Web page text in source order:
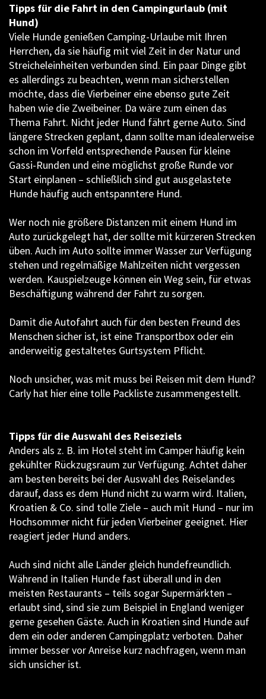
Tipps für die Fahrt in den Campingurlaub (mit
Hund)
Viele Hunde genießen Camping-Urlaube mit Ihren
Herrchen, da sie häufig mit viel Zeit in der Natur und
Streicheleinheiten verbunden sind. Ein paar Dinge gibt
es allerdings zu beachten, wenn man sicherstellen
möchte, dass die Vierbeiner eine ebenso gute Zeit
haben wie die Zweibeiner. Da wäre zum einen das
Thema Fahrt. Nicht jeder Hund fährt gerne Auto. Sind
längere Strecken geplant, dann sollte man idealerweise
schon im Vorfeld entsprechende Pausen für kleine
Gassi-Runden und eine möglichst große Runde vor
Start einplanen – schließlich sind gut ausgelastete
Hunde häufig auch entspanntere Hund.
Wer noch nie größere Distanzen mit einem Hund im
Auto zurückgelegt hat, der sollte mit kürzeren Strecken
üben. Auch im Auto sollte immer Wasser zur Verfügung
stehen und regelmäßige Mahlzeiten nicht vergessen
werden. Kauspielzeuge können ein Weg sein, für etwas
Beschäftigung während der Fahrt zu sorgen.
Damit die Autofahrt auch für den besten Freund des
Menschen sicher ist, ist eine Transportbox oder ein
anderweitig gestaltetes Gurtsystem Pflicht.
Noch unsicher, was mit muss bei Reisen mit dem Hund?
Carly hat hier eine tolle Packliste zusammengestellt.
Tipps für die Auswahl des Reiseziels
Anders als z. B. im Hotel steht im Camper häufig kein
gekühlter Rückzugsraum zur Verfügung. Achtet daher
am besten bereits bei der Auswahl des Reiselandes
darauf, dass es dem Hund nicht zu warm wird. Italien,
Kroatien & Co. sind tolle Ziele – auch mit Hund – nur im
Hochsommer nicht für jeden Vierbeiner geeignet. Hier
reagiert jeder Hund anders.
Auch sind nicht alle Länder gleich hundefreundlich.
Während in Italien Hunde fast überall und in den
meisten Restaurants – teils sogar Supermärkten –
erlaubt sind, sind sie zum Beispiel in England weniger
gerne gesehen Gäste. Auch in Kroatien sind Hunde auf
dem ein oder anderen Campingplatz verboten. Daher
immer besser vor Anreise kurz nachfragen, wenn man
sich unsicher ist.